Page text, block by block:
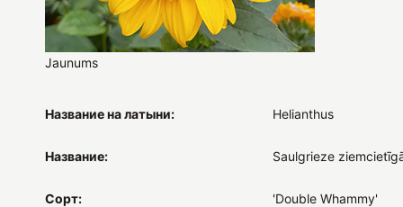
Jaunums
Название на латыни: Helianthus
Название: Saulgrieze
Сорт: 'Double Whammy'